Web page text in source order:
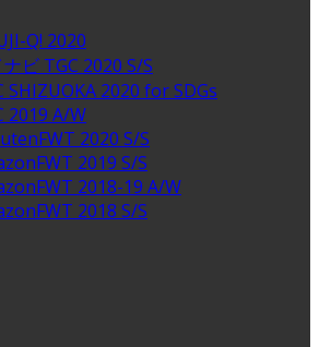
Q! 2020
ビ TGC 2020 S/S
SHIZUOKA 2020 for SDGs
2019 A/W
2020 S/S
2019 S/S
2018-19 A/W
2018 S/S